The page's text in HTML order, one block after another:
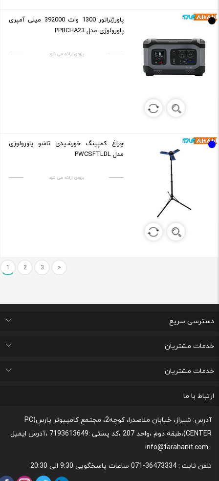
پاورژنراتور 1300 وات 392000 میلی آمپری
پاورولوژی مدل PPBCHA23
بزودی ارائه می شود
چراغ کمپینگ خورشیدی تاشو پاورولوژی
مدل PWCSFTLDL
بزودی ارائه می شود
1 2 3 >
دسترسی سریع
تماس با ما
درباره ما
پرسشهای متداول
اتاق خبر
خدمات مشتریان
قوانین و مقررات مربوط به رعایت حریم شخصی
پیگیری خرید و مدت زمان تحویل
لیست علاقه مندی های من
پشتیبانی و ثبت شکایات مصرف کنندگان
خدمات مشتریان
رونداسترداد وجه
روند مرجوعي كالا و نحوه فسخ خدمات
قوانین و مقررات،نحوه ی پرداخت و شیوه ی ارسال
نحوه پشتیبانی و خدمات پس از فروش
ارتباط با ما
آدرس: شیراز، خیابان ملاصدرا، کوچه2، مجتمع کامپیوتر پارس(PC
CENTER)،طبقه دوم ،واحد 207 ،کد پستی :7193613649 ،آدرس ایمیل
: info@tarahanit.com
تلفن ثابت : 36473334-071 ساعات پاسخگویی 9:30 الی 20:30